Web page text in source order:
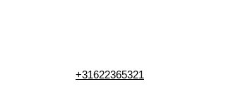
+31622365321